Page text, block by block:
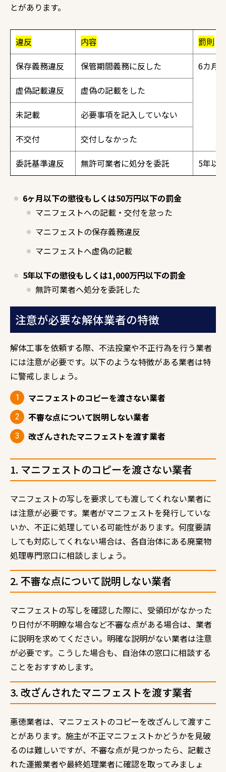
とがあります。
違反 内容
罰則
保存義務違反
保管期間義務に反した
6カ月
虚偽記載違反
虚偽の記載をした
未記載
必要事項を記入していない
不交付
交付しなかった
委託基準違反
無許可業者に処分を委託 5年以
6ヶ月以下の懲役もしくは50万円以下の罰金
マニフェストへの記載・交付を怠った
マニフェストの保存義務違反
マニフェストへ虚偽の記載
5年以下の懲役もしくは1,000万円以下の罰金
無許可業者へ処分を委託した
注意が必要な解体業者の特徴
解体工事を依頼する際、不法投棄や不正行為を行う業者
には注意が必要です。以下のような特徴がある業者は特
に警戒しましょう。
マニフェストのコピーを渡さない業者
不審な点について説明しない業者
改ざんされたマニフェストを渡す業者
1. マニフェストのコピーを渡さない業者
マニフェストの写しを要求しても渡してくれない業者に
は注意が必要です。業者がマニフェストを発行していな
いか、不正に処理している可能性があります。何度要請
しても対応してくれない場合は、各自治体にある廃棄物
処理専門窓口に相談しましょう。
2. 不審な点について説明しない業者
マニフェストの写しを確認した際に、受領印がなかった
り日付が不明瞭な場合など不審な点がある場合は、業者
に説明を求めてください。明確な説明がない業者は注意
が必要です。こうした場合も、自治体の窓口に相談する
ことをおすすめします。
3. 改ざんされたマニフェストを渡す業者
悪徳業者は、マニフェストのコピーを改ざんして渡すこ
とがあります。施主が不正マニフェストかどうかを見破
るのは難しいですが、不審な点が見つかったら、記載さ
れた運搬業者や最終処理業者に確認を取ってみましょ